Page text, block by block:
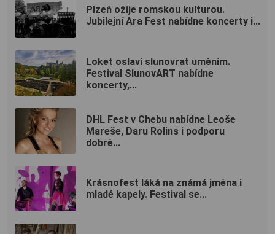
Plzeň ožije romskou kulturou.
Jubilejní Ara Fest nabídne koncerty i...
Loket oslaví slunovrat uměním.
Festival SlunovART nabídne
koncerty,...
DHL Fest v Chebu nabídne Leoše
Mareše, Daru Rolins i podporu
dobré...
Krásnofest láká na známá jména i
mladé kapely. Festival se...